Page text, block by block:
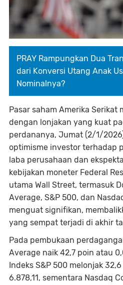
PRAY Rampungkan Dua
dari Konversi Utang Anak
Nominalnya?
Pasar saham Amerika Serikat
dengan lonjakan yang kuat
perdananya, Jumat (2/1/
optimisme investor terhadap
laba perusahaan dan
kebijakan moneter Federal
utama Wall Street, termasuk
Average, S&P 500, dan
menguat signifikan,
yang sempat terjadi di akhir
Pada pembukaan
Average naik 42,7 poin atau
Indeks S&P 500 melonjak
6.878,11, sementara Nasdaq